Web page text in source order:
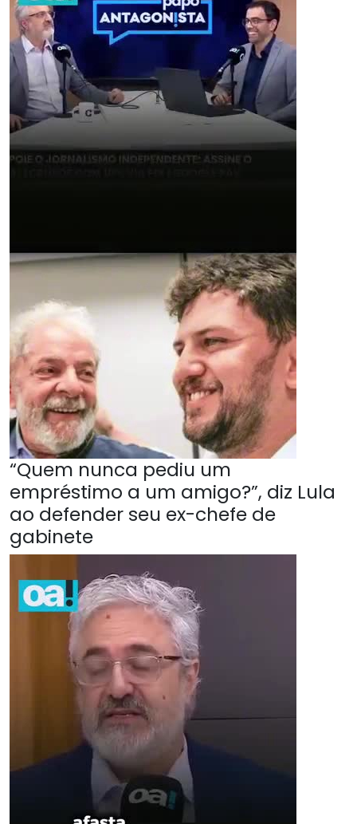
“Quem nunca pediu um
empréstimo a um amigo?”, diz Lula
ao defender seu ex-chefe de
gabinete